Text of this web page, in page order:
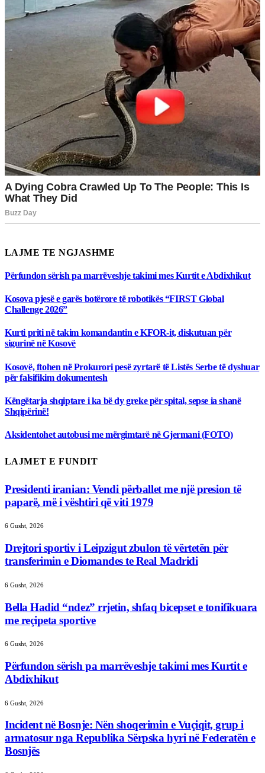
LAJME TE NGJASHME
Përfundon sërish pa marrëveshje takimi mes Kurtit e Abdixhikut
Kosova pjesë e garës botërore të robotikës “FIRST Global
Challenge 2026”
Kurti priti në takim komandantin e KFOR-it, diskutuan për
sigurinë në Kosovë
Kosovë, ftohen në Prokurori pesë zyrtarë të Listës Serbe të dyshuar
për falsifikim dokumentesh
Këngëtarja shqiptare i ka bë dy greke për spital, sepse ia shanë
Shqipërinë!
Aksidentohet autobusi me mërgimtarë në Gjermani (FOTO)
LAJMET E FUNDIT
Presidenti iranian: Vendi përballet me një presion të
paparë, më i vështiri që viti 1979
6 Gusht, 2026
Drejtori sportiv i Leipzigut zbulon të vërtetën për
transferimin e Diomandes te Real Madridi
6 Gusht, 2026
Bella Hadid “ndez” rrjetin, shfaq bicepset e tonifikuara
me reçipeta sportive
6 Gusht, 2026
Përfundon sërish pa marrëveshje takimi mes Kurtit e
Abdixhikut
6 Gusht, 2026
Incident në Bosnje: Nën shoqerimin e Vuçiqit, grup i
armatosur nga Republika Sërpska hyri në Federatën e
Bosnjës